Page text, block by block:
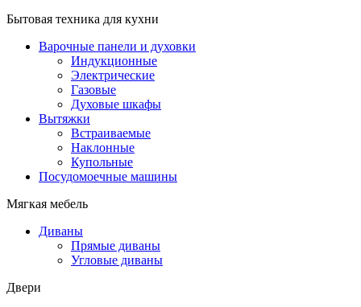
Бытовая техника для кухни
Варочные панели и духовки
Индукционные
Электрические
Газовые
Духовые шкафы
Вытяжки
Встраиваемые
Наклонные
Купольные
Посудомоечные машины
Мягкая мебель
Диваны
Прямые диваны
Угловые диваны
Двери